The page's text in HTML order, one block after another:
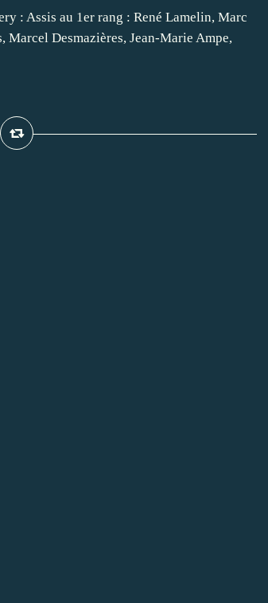
: Assis au 1er rang : René Lamelin, Marc
Desmazières, Jean-Marie Ampe,